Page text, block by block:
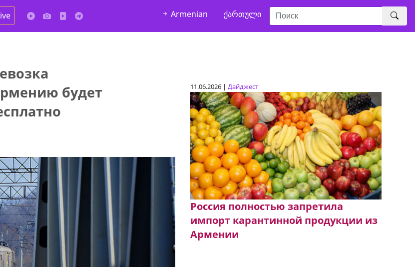
Armenian ქართული
будет
11.06.2026 | Дайджест
Россия полностью запретила
импорт карантинной продукции из
Армении